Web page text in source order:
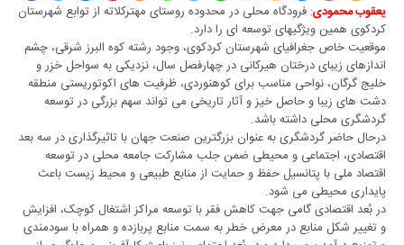
یعقوب محمودی: فرودگاه محلی در محدوده روستای مهترکلاته از توابع شهرستان
کردکوی همین ویژگیهای توسعه ای را دارد.
موقعیت خاص جغرافیای شهرستان کردکوی، وجود رشته کوه البرز شرقی، چشم
اندازهای زیبای درختان هیرکانی در چهارفصل سال، نزدیکی به سواحل خزر و
خلیج گرگان، نواحی مناسب برای کوهنوردی، ظرفیت های اکوتوریستی منطقه
دشت های زیبا و حاصل خیز و آثار تاریخی می تواند سهم بزرگی در توسعه
گردشگری محلی داشته باشد.
درحال حاضر گردشگری به عنوان بزرگترین صنعت جهان با تاثیرگذاری در سه بعد
اقتصادی، اجتماعی و محیطی ضمن جلب مشارکت جامعه محلی در توسعه
اقتصاد ملی با پتانسیل حفظ و حمایت از منابع طبیعی و محیط زیست باعث
پایداری محیطی می شود.
در بُعد اقتصادی گامی جهت کاهش فقر با توسعه مراکز اشتغال کوچک، افزایش
و تغییر شکل منابع در معرض خطر به سمت منابع پربازده و همراه با سودمندی